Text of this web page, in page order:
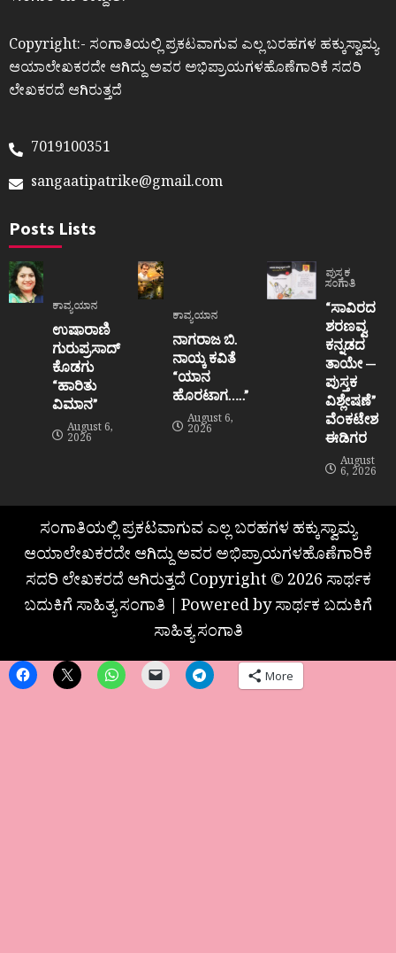
Copyright:- ಸಂಗಾತಿಯಲ್ಲಿ ಪ್ರಕಟವಾಗುವ ಎಲ್ಲ ಬರಹಗಳ ಹಕ್ಕುಸ್ವಾಮ್ಯ
ಆಯಾಲೇಖಕರದೇ ಆಗಿದ್ದು ಅವರ ಅಭಿಪ್ರಾಯಗಳಹೊಣೆಗಾರಿಕೆ ಸದರಿ
ಲೇಖಕರದೆ ಆಗಿರುತ್ತದೆ
7019100351
sangaatipatrike@gmail.com
Posts Lists
ಕಾವ್ಯಯಾನ
ಉಷಾರಾಣಿ
ಗುರುಪ್ರಸಾದ್
ಕೊಡಗು
“ಹಾರಿತು
ವಿಮಾನ”
August 6,
2026
ಕಾವ್ಯಯಾನ
ನಾಗರಾಜ ಬಿ.
ನಾಯ್ಕ ಕವಿತೆ
“ಯಾನ
ಹೊರಟಾಗ…..”
August 6,
2026
ಪುಸ್ತಕ
ಸಂಗಾತಿ
“ಸಾವಿರದ
ಶರಣವ್ವ
ಕನ್ನಡದ
ತಾಯೇ —
ಪುಸ್ತಕ
ವಿಶ್ಲೇಷಣೆ”
ವೆಂಕಟೇಶ
ಈಡಿಗರ
August
6, 2026
ಸಂಗಾತಿಯಲ್ಲಿ ಪ್ರಕಟವಾಗುವ ಎಲ್ಲ ಬರಹಗಳ ಹಕ್ಕುಸ್ವಾಮ್ಯ
ಆಯಾಲೇಖಕರದೇ ಆಗಿದ್ದು ಅವರ ಅಭಿಪ್ರಾಯಗಳಹೊಣೆಗಾರಿಕೆ
ಸದರಿ ಲೇಖಕರದೆ ಆಗಿರುತ್ತದೆ Copyright © 2026 ಸಾರ್ಥಕ
ಬದುಕಿಗೆ ಸಾಹಿತ್ಯ ಸಂಗಾತಿ | Powered by ಸಾರ್ಥಕ ಬದುಕಿಗೆ
ಸಾಹಿತ್ಯ ಸಂಗಾತಿ
More